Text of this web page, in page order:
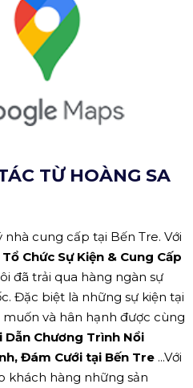
TỪ HOÀNG SA
cung cấp tại Bến Tre. Với
Tổ Chức Sự Kiện & Cung Cấp
đã trải qua hàng ngàn sự
Đặc biệt là những sự kiện tại
và hân hạnh được cùng
Dẫn Chương Trình Nổi
Đám Cưới tại Bến Tre ...Với
khách hàng những sản